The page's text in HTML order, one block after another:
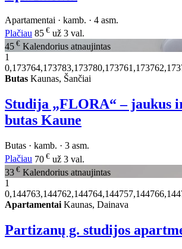
Apartamentai · kamb. · 4 asm.
Plačiau 85 € už 3 val.
45 € Kalendorius atnaujintas
1
Butas Kaunas, Šančiai
Studija „FLORA“ – jaukus
butas Kaune
Butas · kamb. · 3 asm.
Plačiau 70 € už 3 val.
33 € Kalendorius atnaujintas
1
Apartamentai Kaunas, Dainava
Partizanų g. studijos